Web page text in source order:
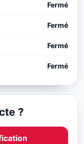
Fermé
Fermé
Fermé
Fermé
?